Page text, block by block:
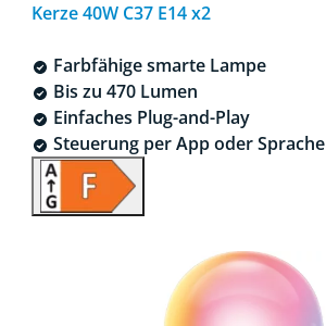
Kerze 40W C37 E14 x2
Farbfähige smarte Lampe
Bis zu 470 Lumen
Einfaches Plug-and-Play
Steuerung per App oder Sprache